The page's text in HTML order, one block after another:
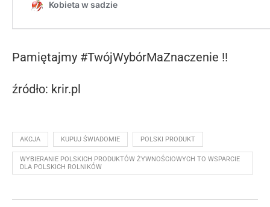
Pamiętajmy #TwójWybórMaZnaczenie !!
źródło: krir.pl
AKCJA KUPUJ ŚWIADOMIE POLSKI PRODUKT
WYBIERANIE POLSKICH PRODUKTÓW ŻYWNOŚCIOWYCH TO WSPARCIE
DLA POLSKICH ROLNIKÓW